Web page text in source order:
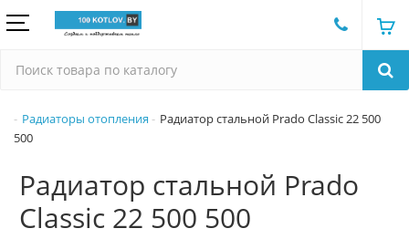
Радиаторы отопления
Радиатор стальной Prado Classic 22 500
500
Радиатор стальной Prado
Classic 22 500 500